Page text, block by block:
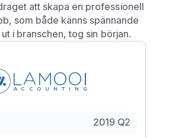
att skapa en professionell
som både känns spännande
i branschen, tog sin början.
2019 Q2